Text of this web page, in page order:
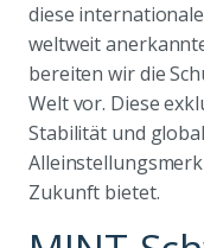
diese
weltweit
bereiten wir die
Welt vor. Diese
Stabilität und
Zukunft bietet.